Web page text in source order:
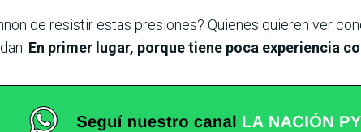
de resistir estas presiones? Quienes quieren ver
En primer lugar, porque tiene poca experiencia